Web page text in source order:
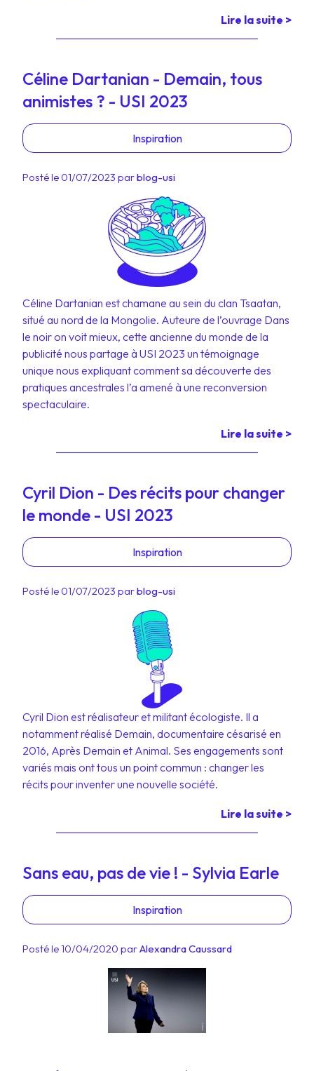
Lire la suite >
Céline Dartanian - Demain, tous
animistes ? - USI 2023
Inspiration
Posté le 01/07/2023 parblog-usi
Céline Dartanian est chamane au sein du clan Tsaatan,
situé au nord de la Mongolie. Auteure de l’ouvrage Dans
le noir on voit mieux, cette ancienne du monde de la
publicité nous partage à USI 2023 un témoignage
unique nous expliquant comment sa découverte des
pratiques ancestrales l’a amené à une reconversion
spectaculaire.
Lire la suite >
Cyril Dion - Des récits pour changer
le monde - USI 2023
Inspiration
Posté le 01/07/2023 parblog-usi
Cyril Dion est réalisateur et militant écologiste. Il a
notamment réalisé Demain, documentaire césarisé en
2016, Après Demain et Animal. Ses engagements sont
variés mais ont tous un point commun : changer les
récits pour inventer une nouvelle société.
Lire la suite >
Sans eau, pas de vie ! - Sylvia Earle
Inspiration
Posté le 10/04/2020 parAlexandra Caussard